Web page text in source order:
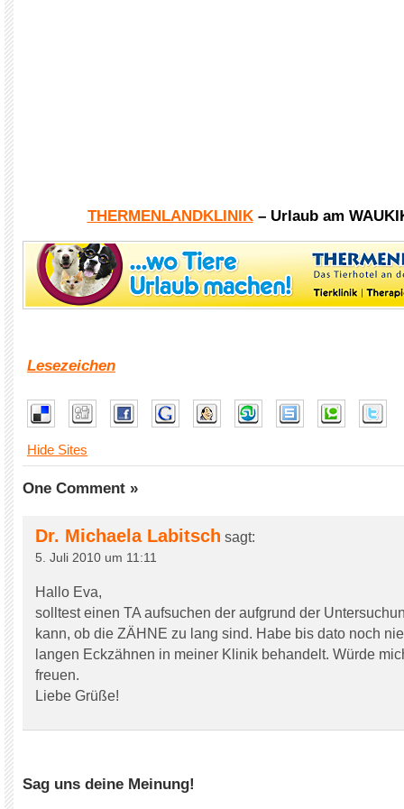
THERMENLANDKLINIK– Urlaub am
Lesezeichen
Hide Sites
One Comment »
Dr. Michaela Labitsch sagt:
5. Juli 2010 um 11:11
Hallo Eva,
solltest einen TA aufsuchen der aufgrund der
kann, ob die ZÄHNE zu lang sind. Habe bis dato noch
langen Eckzähnen in meiner Klinik behandelt. Würde
freuen.
Liebe Grüße!
Sag uns deine Meinung!